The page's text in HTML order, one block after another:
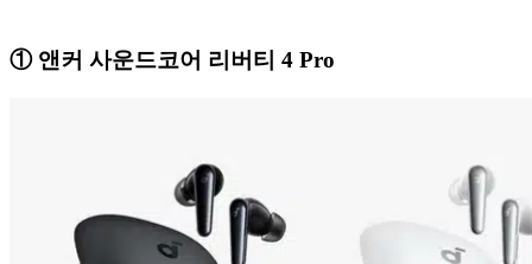
① 앤커 사운드코어 리버티 4 Pro